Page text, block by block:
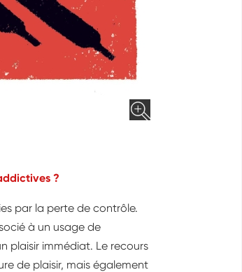
?
par la perte de contrôle.
à un usage de
plaisir immédiat. Le recours
de plaisir, mais également